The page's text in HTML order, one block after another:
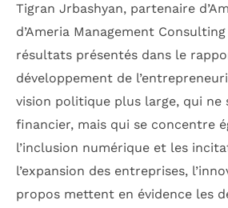
Tigran Jrbashyan, partenaire
d’Ameria Management
résultats présentés dans le
développement de
vision politique plus large, qui ne
financier, mais qui se concentre
l’inclusion numérique et les
l’expansion des entreprises,
propos mettent en évidence les